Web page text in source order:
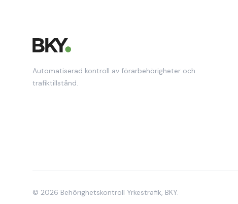
Automatiserad kontroll av förarbehörigheter och
trafiktillstånd.
© 2026 Behörighetskontroll Yrkestrafik, BKY.